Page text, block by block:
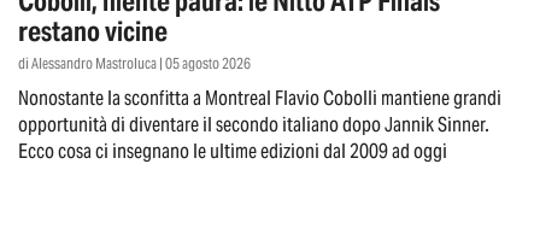
restano vicine
di Alessandro Mastroluca | 05 agosto 2026
Nonostante la sconfitta a Montreal Flavio Cobolli mantiene grandi
opportunità di diventare il secondo italiano dopo Jannik Sinner.
Ecco cosa ci insegnano le ultime edizioni dal 2009 ad oggi